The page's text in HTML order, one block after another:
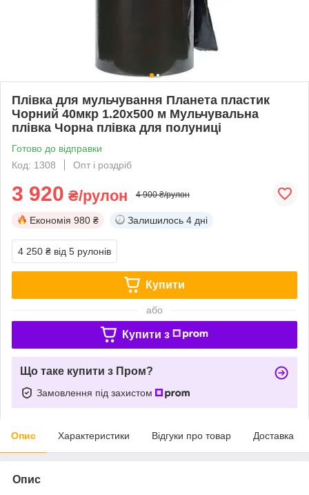
Плівка для мульчування Планета пластик
Чорний 40мкр 1.20х500 м Мульчувальна
плівка Чорна плівка для полуниці
Готово до відправки
Код: 1308
Опт і роздріб
3 920 ₴/рулон 4 900 ₴/рулон
Економія 980 ₴ Залишилось 4 дні
4 250 ₴ від 5 рулонів
Купити
або
Купити з
Що таке купити з Пром?
Замовлення під захистом
Опис Характеристики Відгуки про товар Доставка
Опис